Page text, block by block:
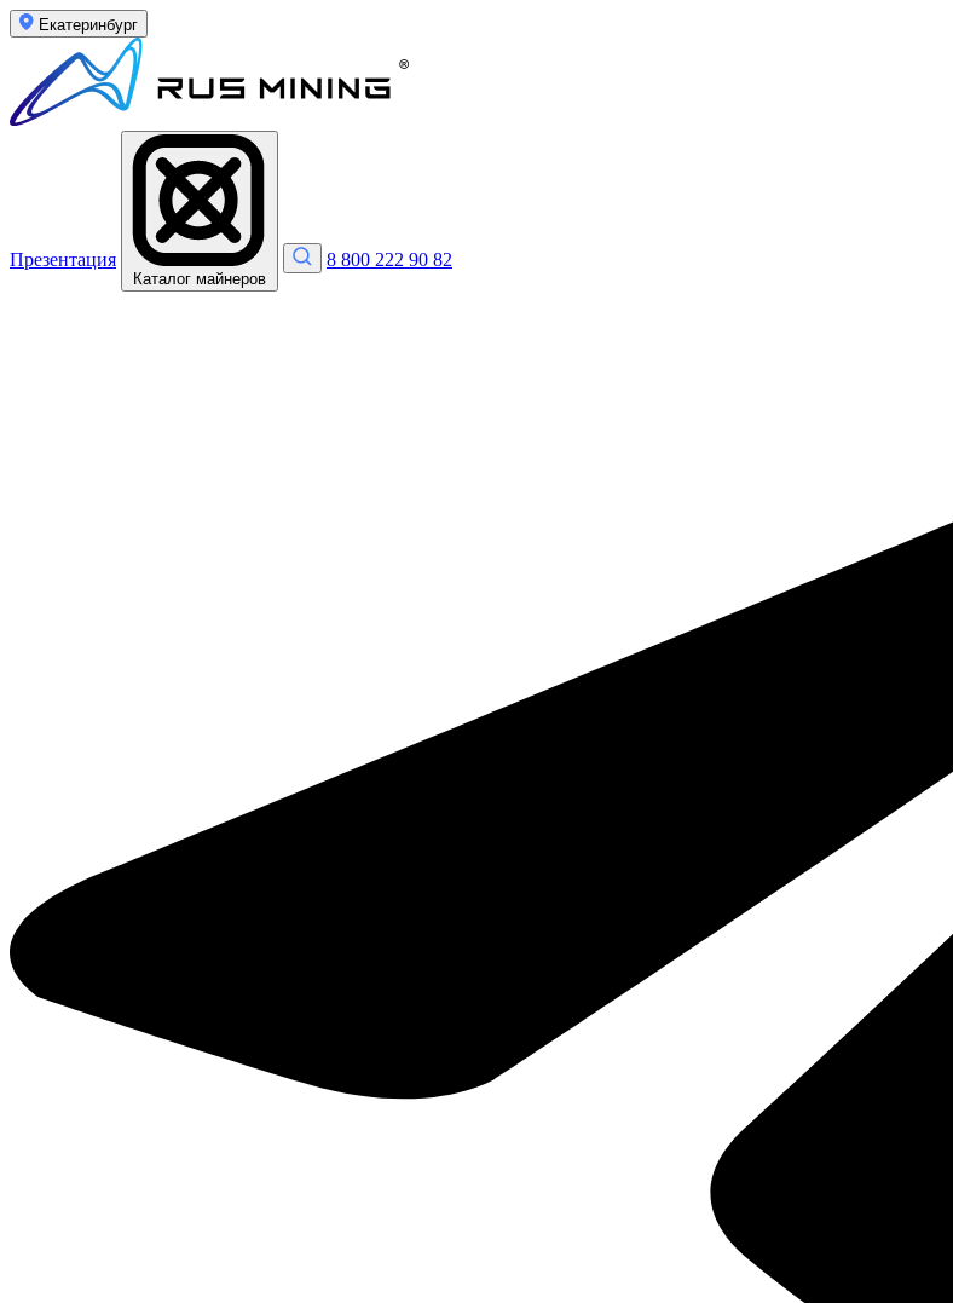
Екатеринбург
Презентация
Каталог майнеров
8 800 222 90 82